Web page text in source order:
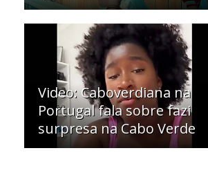
Video: Caboverdiana na
Portugal fala sobre fazi
surpresa na Cabo Verde